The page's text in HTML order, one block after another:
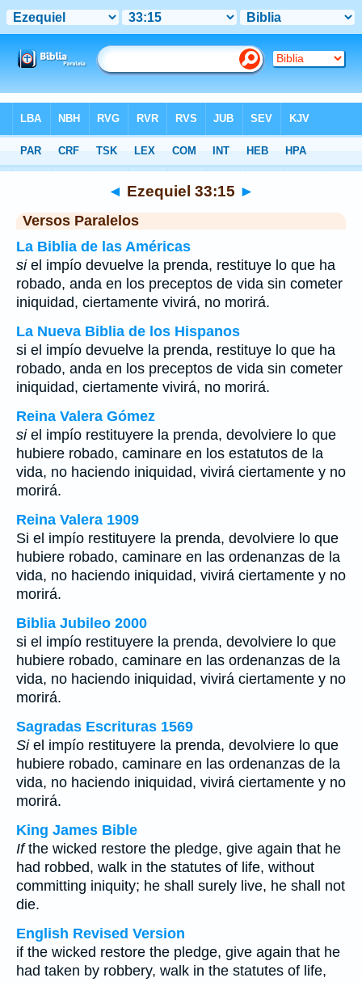
>Ezequiel Capítulo 33 > Verso 15
◄ Ezequiel 33:15 ►
Versos Paralelos
La Biblia de las Américas
siel impío devuelve la prenda, restituye lo que ha
robado, anda en los preceptos de vida sin cometer
iniquidad, ciertamente vivirá, no morirá.
La Nueva Biblia de los Hispanos
si el impío devuelve la prenda, restituye lo que ha
robado, anda en los preceptos de vida sin cometer
iniquidad, ciertamente vivirá, no morirá.
Reina Valera Gómez
siel impío restituyere la prenda, devolviere lo que
hubiere robado, caminare en los estatutos de la
vida, no haciendo iniquidad, vivirá ciertamente y no
morirá.
Reina Valera 1909
Si el impío restituyere la prenda, devolviere lo que
hubiere robado, caminare en las ordenanzas de la
vida, no haciendo iniquidad, vivirá ciertamente y no
morirá.
Biblia Jubileo 2000
si el impío restituyere la prenda, devolviere lo que
hubiere robado, caminare en las ordenanzas de la
vida, no haciendo iniquidad, vivirá ciertamente y no
morirá.
Sagradas Escrituras 1569
Siel impío restituyere la prenda, devolviere lo que
hubiere robado, caminare en las ordenanzas de la
vida, no haciendo iniquidad, vivirá ciertamente y no
morirá.
King James Bible
Ifthe wicked restore the pledge, give again that he
had robbed, walk in the statutes of life, without
committing iniquity; he shall surely live, he shall not
die.
English Revised Version
if the wicked restore the pledge, give again that he
had taken by robbery, walk in the statutes of life,